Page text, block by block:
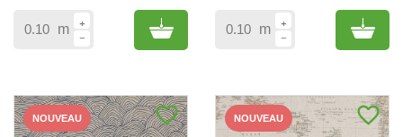
m Add to cart m Add
favorite_border
NOUVEAU favorite_border
NOUVEAU